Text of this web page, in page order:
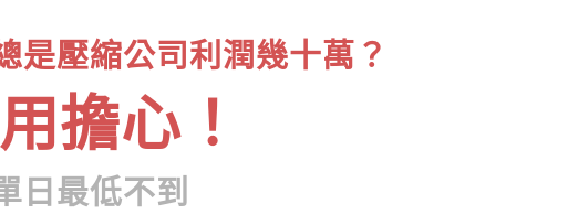
是壓縮公司利潤幾十萬？
擔心！
日最低不到